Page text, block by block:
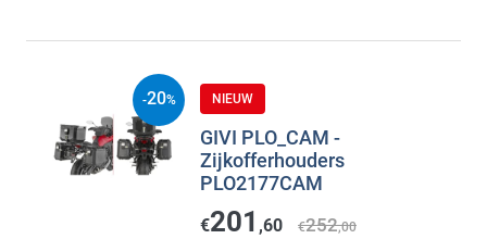
NIEUW
GIVI PLO_CAM -
Zijkofferhouders
PLO2177CAM
€201 ,60 €252,00
-20%